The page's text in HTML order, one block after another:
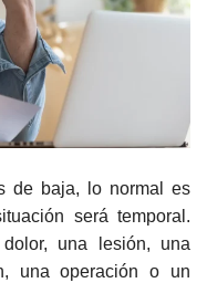
de baja, lo normal es
será temporal.
una lesión, una
una operación o un